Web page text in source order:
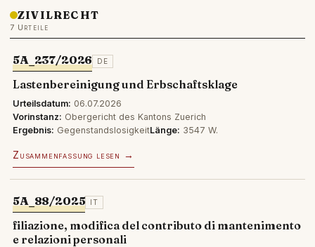
ZIVILRECHT
7 Urteile
5A_237/2026 DE
Lastenbereinigung und Erbschaftsklage
Urteilsdatum: 06.07.2026
Vorinstanz: Obergericht des Kantons Zuerich
Ergebnis: GegenstandslosigkeitLänge: 3547 W.
Zusammenfassung lesen →
5A_88/2025 IT
filiazione, modifica del contributo di mantenimento
e relazioni personali